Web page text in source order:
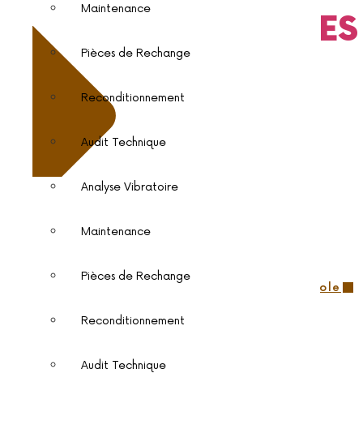
Maintenance
Pièces de Rechange
Reconditionnement
Audit Technique
Analyse Vibratoire
Maintenance
Pièces de Rechange
Reconditionnement
Audit Technique
BONNET SA – BS MINERAL
2 rue Joseph Libner 79400 Saint Maixent l’Ecole
Notre partenaire :
SOTRES
Notre Expertise